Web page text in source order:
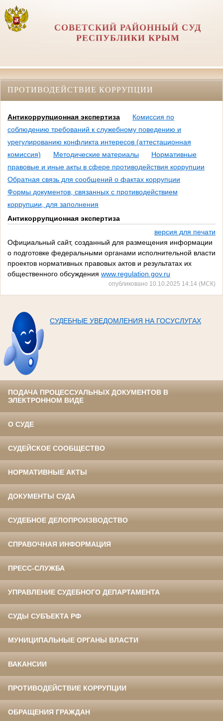
СОВЕТСКИЙ РАЙОННЫЙ СУД
РЕСПУБЛИКИ КРЫМ
ПРОТИВОДЕЙСТВИЕ КОРРУПЦИИ
Антикоррупционная экспертиза
Комиссия по
соблюдению требований к служебному поведению и
урегулированию конфликта интересов (аттестационная
комиссия)
Методические материалы
Нормативные
правовые и иные акты в сфере противодействия коррупции
Обратная связь для сообщений о фактах коррупции
Формы документов, связанных с противодействием
коррупции, для заполнения
Антикоррупционная экспертиза
версия для печати
Официальный сайт, созданный для размещения информации
о подготовке федеральными органами исполнительной власти
проектов нормативных правовых актов и результатах их
общественного обсуждения www.regulation.gov.ru
опубликовано 10.10.2025 14:14 (МСК)
СУДЕБНЫЕ УВЕДОМЛЕНИЯ НА ГОСУСЛУГАХ
ПОДАЧА ПРОЦЕССУАЛЬНЫХ ДОКУМЕНТОВ В
ЭЛЕКТРОННОМ ВИДЕ
О СУДЕ
СУДЕЙСКОЕ СООБЩЕСТВО
НОРМАТИВНЫЕ АКТЫ
ДОКУМЕНТЫ СУДА
СУДЕБНОЕ ДЕЛОПРОИЗВОДСТВО
СПРАВОЧНАЯ ИНФОРМАЦИЯ
ПРЕСС-СЛУЖБА
УПРАВЛЕНИЕ СУДЕБНОГО ДЕПАРТАМЕНТА
СУДЫ СУБЪЕКТА РФ
МУНИЦИПАЛЬНЫЕ ОРГАНЫ ВЛАСТИ
ВАКАНСИИ
ПРОТИВОДЕЙСТВИЕ КОРРУПЦИИ
ОБРАЩЕНИЯ ГРАЖДАН